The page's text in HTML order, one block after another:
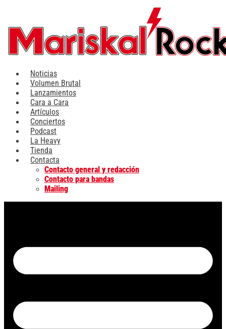
contenido
Noticias
Volumen Brutal
Lanzamientos
Cara a Cara
Artículos
Conciertos
Podcast
La Heavy
Tienda
Contacta
Contacto general y redacción
Contacto para bandas
Mailing